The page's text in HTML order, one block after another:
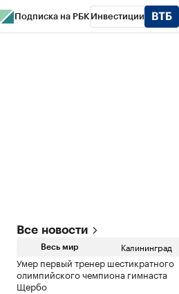
Подписка на РБК Инвестиции
Все новости
Весь мир Калининград
Умер первый тренер шестикратного
олимпийского чемпиона гимнаста
Щербо